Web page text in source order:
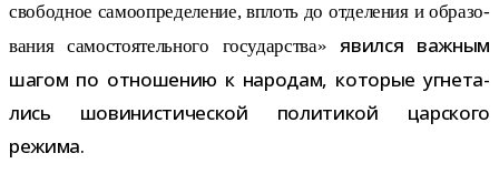
сво­бод­ное само­опре­де­ле­ние, вплоть до отде­ле­ния и обра­зо­
ва­ния само­сто­я­тель­ного госу­дар­ства»
явился важ­ным
шагом по отно­ше­нию к наро­дам, кото­рые угне­та­
лись шови­ни­сти­че­ской поли­ти­кой цар­ского
режима.